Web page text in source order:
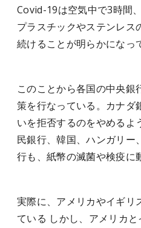
Covid-19は空気中で3時間
プラスチックやステンレス
続けることが明らかになっ
このことから各国の中央
策を行なっている。カナダ
いを拒否するのをやめるよ
民銀行、韓国、ハンガリー
行も、紙幣の滅菌や検疫に
実際に、アメリカやイギリ
ている しかし、アメリカ